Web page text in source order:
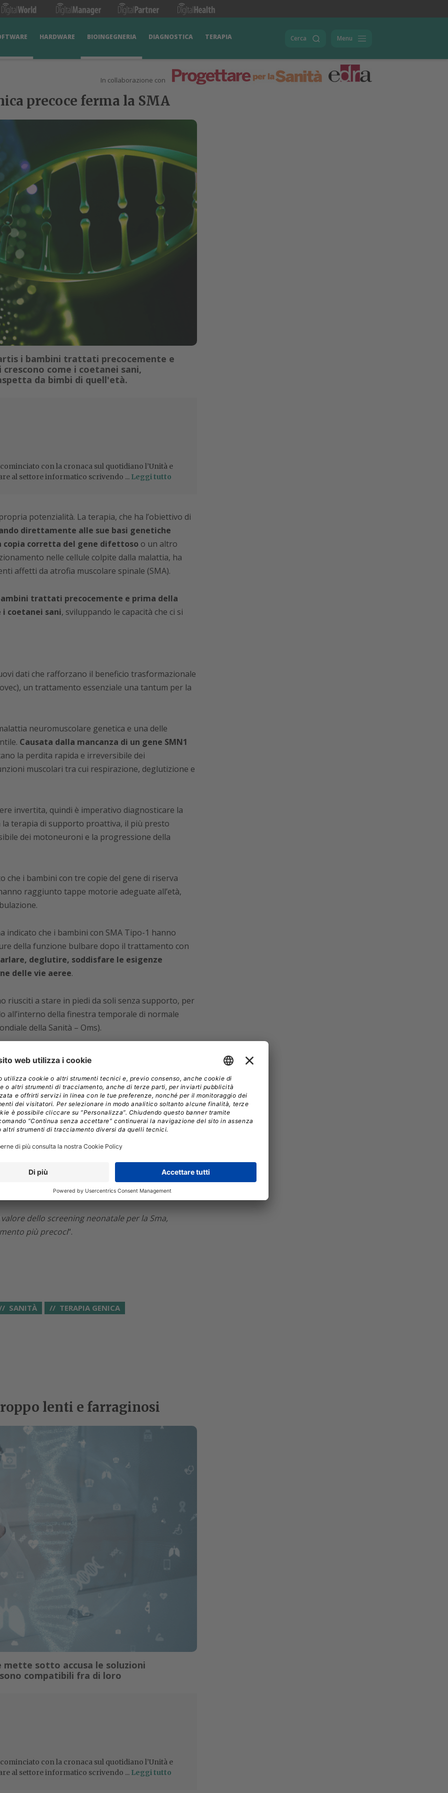
HARDWARE BIOINGEGNERIA DIAGNOSTICA TERAPIA Cerca Menu
In collaborazione con
precoce ferma la SMA
i bambini trattati precocemente e
come i coetanei sani,
da bimbi di quell'età.
con la cronaca sul quotidiano l’Unità e
al settore informatico scrivendo ... Leggi tutto
potenzialità. La terapia, che ha l’obiettivo di
direttamente alle sue basi genetiche
copia corretta del gene difettosoo un altro
nelle cellule colpite dalla malattia, ha
affetti da atrofia muscolare spinale (SMA).
trattati precocemente e prima della
i coetanei sani, sviluppando le capacità che ci si
dati che rafforzano il beneficio trasformazionale
un trattamento essenziale una tantum per la
neuromuscolare genetica e una delle
Causata dalla mancanza di un gene SMN1
la perdita rapida e irreversibile dei
muscolari tra cui respirazione, deglutizione e
invertita, quindi è imperativo diagnosticare la
terapia di supporto proattiva, il più presto
dei motoneuroni e la progressione della
che i bambini con tre copie del gene di riserva
raggiunto tappe motorie adeguate all’età,
indicato che i bambini con SMA Tipo-1 hanno
della funzione bulbare dopo il trattamento con
deglutire, soddisfare le esigenze
delle vie aeree.
riusciti a stare in piedi da soli senza supporto, per
all’interno della finestra temporale di normale
della Sanità – Oms).
in modo autonomo (11 nella normale
ancora una volta il notevole impatto di
che vengono trattati prima della comparsa dei
naturale della malattia, i bambini trattati
con pochi o nessun segno di malattia
raggiungono modelli di sviluppo motorio
Kevin Strauss
, Direttore Medico della Clinic
dello screening neonatale per la Sma,
più precoci“.
SANITÀ TERAPIA GENICA
lenti e farraginosi
mette sotto accusa le soluzioni
compatibili fra di loro
con la cronaca sul quotidiano l’Unità e
al settore informatico scrivendo ... Leggi tutto